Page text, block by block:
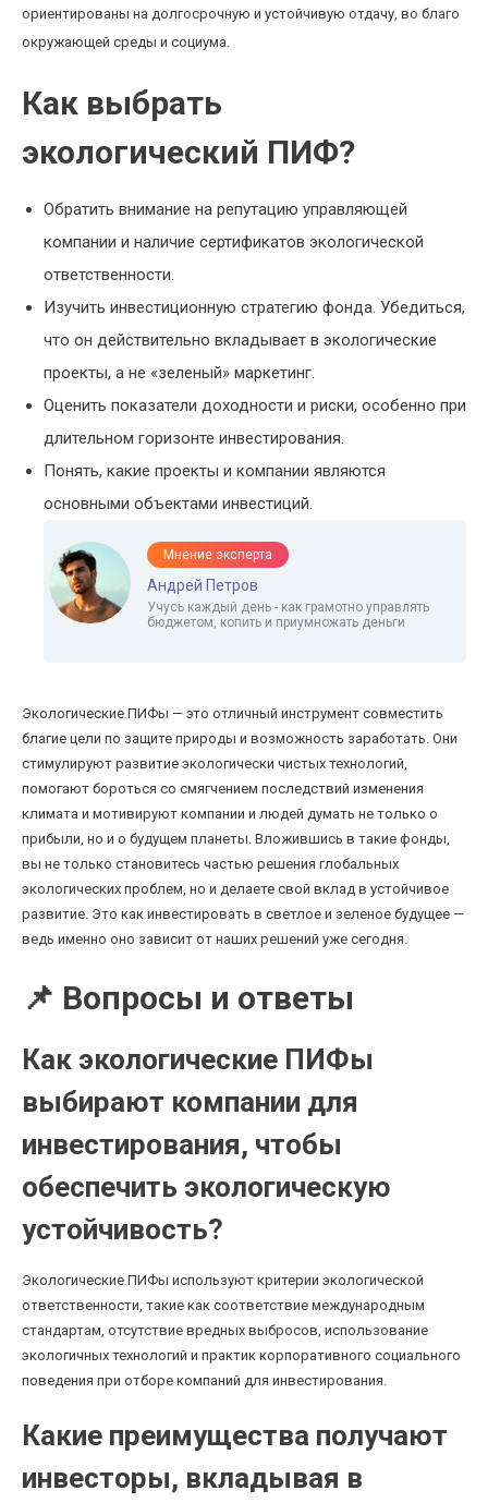
ориентированы на долгосрочную и устойчивую отдачу, во благо
окружающей среды и социума.
Как выбрать
экологический ПИФ?
Обратить внимание на репутацию управляющей
компании и наличие сертификатов экологической
ответственности.
Изучить инвестиционную стратегию фонда. Убедиться,
что он действительно вкладывает в экологические
проекты, а не «зеленый» маркетинг.
Оценить показатели доходности и риски, особенно при
длительном горизонте инвестирования.
Понять, какие проекты и компании являются
основными объектами инвестиций.
Мнение эксперта
Андрей Петров
Учусь каждый день - как грамотно управлять
бюджетом, копить и приумножать деньги
Экологические ПИФы — это отличный инструмент совместить
благие цели по защите природы и возможность заработать. Они
стимулируют развитие экологически чистых технологий,
помогают бороться со смягчением последствий изменения
климата и мотивируют компании и людей думать не только о
прибыли, но и о будущем планеты. Вложившись в такие фонды,
вы не только становитесь частью решения глобальных
экологических проблем, но и делаете свой вклад в устойчивое
развитие. Это как инвестировать в светлое и зеленое будущее —
ведь именно оно зависит от наших решений уже сегодня.
📌 Вопросы и ответы
Как экологические ПИФы
выбирают компании для
инвестирования, чтобы
обеспечить экологическую
устойчивость?
Экологические ПИФы используют критерии экологической
ответственности, такие как соответствие международным
стандартам, отсутствие вредных выбросов, использование
экологичных технологий и практик корпоративного социального
поведения при отборе компаний для инвестирования.
Какие преимущества получают
инвесторы, вкладывая в